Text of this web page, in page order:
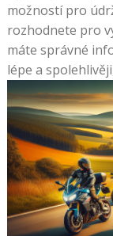
možností pro
rozhodnete pro
máte správné
lépe a